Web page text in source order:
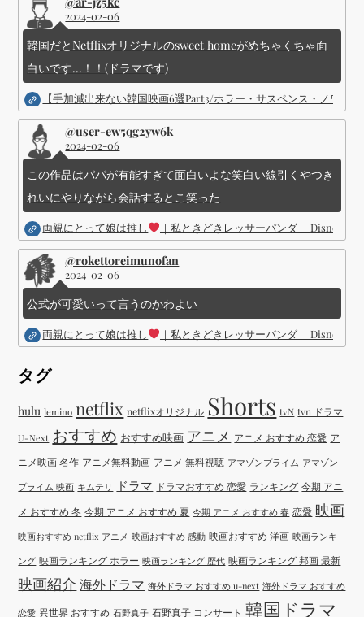
2024-02-06
韓国だとNetflixオリジナルのsweet homeがめちゃくちゃ面
白いです...！！(ドラマです)
【手加減出来ない韓国映画6選Part3/ホラー・サスペンス・ノワー
@user-ew5qg2yw6k
2024-02-06
この作品はパパが有能すぎて面白いよな笑白い線引くやつき
れいにやりながら会話するとこ笑った
両親にとって娘は推し ｜私ときどきレッサーパンダ ｜Disney (
@rokettoreimunofan
2024-02-06
公式が可愛いって言うのかわよい
両親にとって娘は推し ｜私ときどきレッサーパンダ ｜Disney (
タグ
hulu lemino netflix netflixオリジナル Shorts tvN tvn ドラマ
U-Next おすすめ おすすめ映画 アニメ アニメ おすすめ 恋愛 ア
ニメ映画 名作 アニメ無料動画 アニメ 無料視聴 アマゾンプライム アマゾン
プライム 映画 キムテリ ドラマ ドラマおすすめ 恋愛 ランキング 今期 アニ
メ おすすめ 冬 今期 アニメ おすすめ 夏 今期 アニメ おすすめ 春 恋愛 映画
映画おすすめ netflix アニメ 映画おすすめ 感動 映画おすすめ 洋画 映画ランキ
ング 映画ランキング ホラー 映画ランキング 歴代 映画ランキング 邦画 最新
映画紹介 海外ドラマ 海外ドラマ おすすめ u-next 海外ドラマ おすすめ
恋愛 異世界 おすすめ 石野真子 石野真子 コンサート 韓国ドラマ